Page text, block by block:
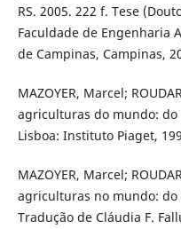
RS. 2005. 222 f. Tese
Faculdade de Engenharia
de Campinas, Campinas,
MAZOYER, Marcel;
agriculturas do mundo:
Lisboa: Instituto Piaget,
MAZOYER, Marcel;
agriculturas no mundo:
Tradução de Cláudia F.